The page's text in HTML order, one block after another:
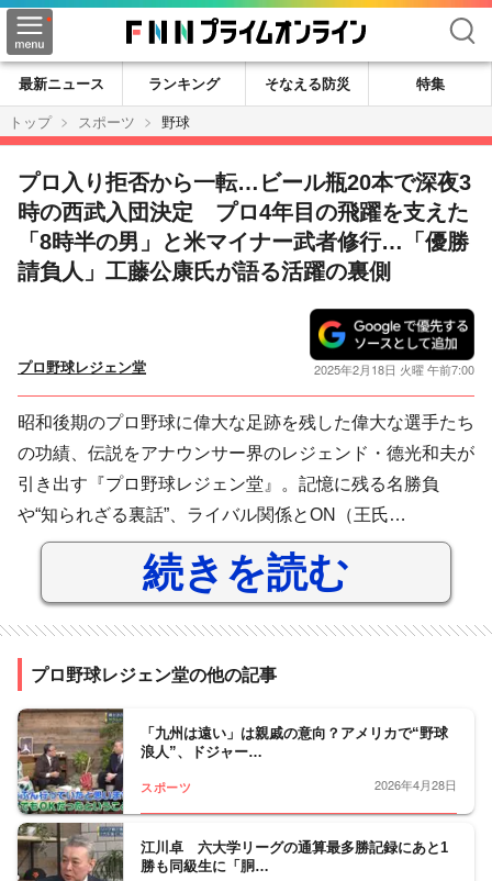
検索
最新ニュース ランキング そなえる防災
特集
トップ
スポーツ 野球
プロ入り拒否から一転…ビール瓶20本で深夜3
時の西武入団決定 プロ4年目の飛躍を支えた
「8時半の男」と米マイナー武者修行…「優勝
請負人」工藤公康氏が語る活躍の裏側
プロ野球レジェン堂 2025年2月18日 火曜 午前7:00
昭和後期のプロ野球に偉大な足跡を残した偉大な選手たち
の功績、伝説をアナウンサー界のレジェンド・德光和夫が
引き出す『プロ野球レジェン堂』。記憶に残る名勝負
や“知られざる裏話”、ライバル関係とON（王氏…
続きを読む
プロ野球レジェン堂の他の記事
「九州は遠い」は親戚の意向？アメリカで“野球
浪人”、ドジャー…
スポーツ 2026年4月28日
江川卓 六大学リーグの通算最多勝記録にあと1
勝も同級生に「胴…